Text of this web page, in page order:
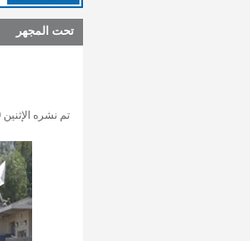
تحت المجهر
تم نشره الإثنين 20 شباط / فبراير 2023 11:09 مساءً